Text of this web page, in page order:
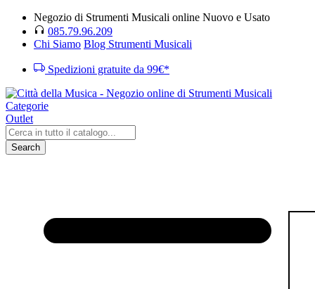
Negozio di Strumenti Musicali online Nuovo e Usato
085.79.96.209
Chi Siamo Blog Strumenti Musicali
Spedizioni gratuite da 99€*
Categorie
Outlet
Search